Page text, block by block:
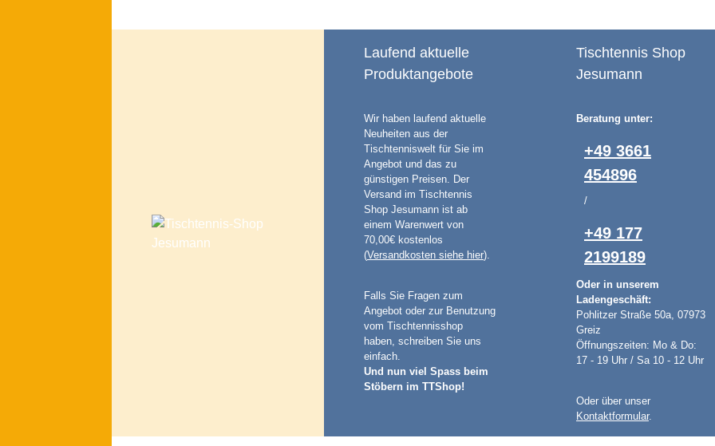
Laufend aktuelle
Produktangebote
Wir haben laufend aktuelle
Neuheiten aus der
Tischtenniswelt für Sie im
Angebot und das zu
günstigen Preisen. Der
Versand im Tischtennis
Shop Jesumann ist ab
einem Warenwert von
70,00€ kostenlos
(Versandkosten siehe hier).
Falls Sie Fragen zum
Angebot oder zur Benutzung
vom Tischtennisshop
haben, schreiben Sie uns
einfach.
Und nun viel Spass beim
Stöbern im TTShop!
Tischtennis Shop
Jesumann
Beratung unter:
+49 3661
454896
/
+49 177
2199189
Oder in unserem
Ladengeschäft:
Pohlitzer Straße 50a, 07973
Greiz
Öffnungszeiten: Mo & Do:
17 - 19 Uhr / Sa 10 - 12 Uhr
Oder über unser
Kontaktformular.